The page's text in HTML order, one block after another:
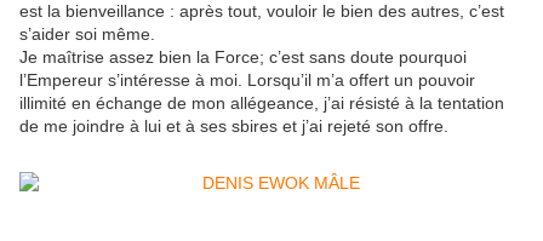
est la bienveillance : après tout, vouloir le bien des autres, c’est
s’aider soi même.
Je maîtrise assez bien la Force; c’est sans doute pourquoi
l’Empereur s’intéresse à moi. Lorsqu’il m’a offert un pouvoir
illimité en échange de mon allégeance, j’ai résisté à la tentation
de me joindre à lui et à ses sbires et j’ai rejeté son offre.